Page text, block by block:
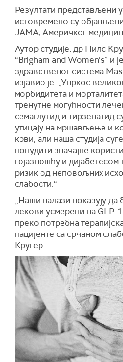
Резултати представљени
истовремено су
ЈАМА, Америчког
Аутор студије, др Нилс
“Brigham and Women’s” и
здравственог система
изјавио је: „Упркос
морбидитета и
тренутне могућности
семаглутид и тирзепатид
утицају на мршављење и
крви, али наша студија
понудити значајне
гојазношћу и дијабетесом
ризик од неповољних
слабости.“
„Наши налази показују да
лекови усмерени на GLP-
преко потребна
пацијенте са срчаном
Кругер.